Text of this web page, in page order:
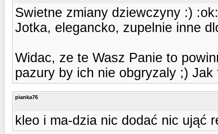
Swietne zmiany dziewczyny :) :ok:
Jotka, elegancko, zupelnie inne
Widac, ze te Wasz Panie to
pazury by ich nie obgryzaly ;) Jak
pianka76
kleo i ma-dzia nic dodać nic ująć